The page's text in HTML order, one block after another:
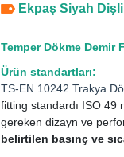
Ekpaş Siyah
Temper Dökme Demir
Ürün standartları:
TS-EN 10242Trakya
fitting standardı ISO 49
gereken dizayn ve
belirtilen basınç ve